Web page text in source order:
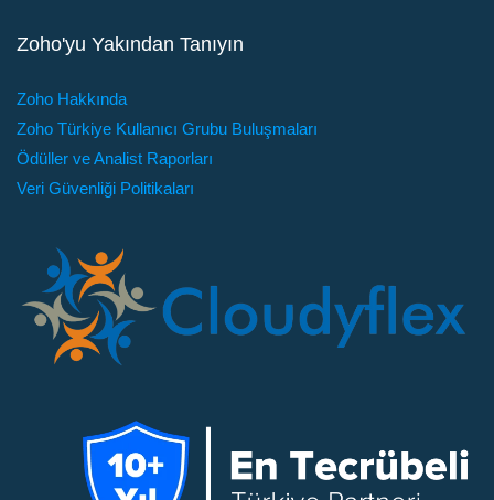
Zoho'yu Yakından Tanıyın
Zoho Hakkında
Zoho Türkiye Kullanıcı Grubu Buluşmaları
Ödüller ve Analist Raporları
Veri Güvenliği Politikaları